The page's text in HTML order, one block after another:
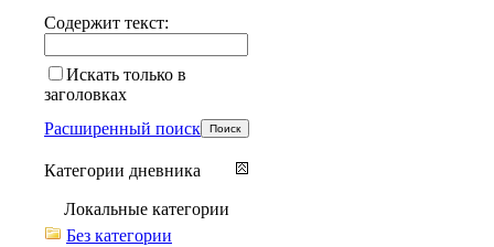
Содержит текст:
Искать только в
заголовках
Расширенный поиск
Категории дневника
Локальные категории
Без категории